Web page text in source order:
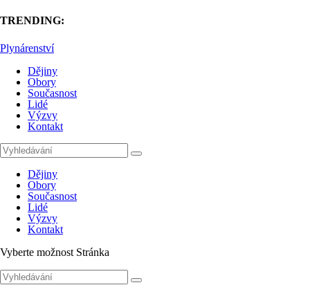
TRENDING:
Plynárenství
Dějiny
Obory
Současnost
Lidé
Výzvy
Kontakt
Dějiny
Obory
Současnost
Lidé
Výzvy
Kontakt
Vyberte možnost Stránka